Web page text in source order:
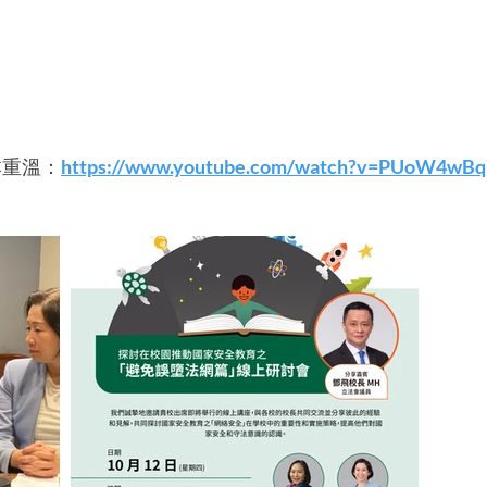
溫： https://www.youtube.com/